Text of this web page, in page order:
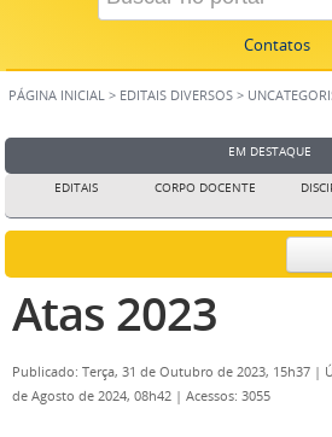
Contatos
PÁGINA INICIAL > EDITAIS DIVERSOS >
EM DESTAQUE
EDITAIS CORPO DOCENTE
Atas 2023
Publicado: Terça, 31 de Outubro de 2023, 15h37 |
de Agosto de 2024, 08h42 | Acessos: 3055